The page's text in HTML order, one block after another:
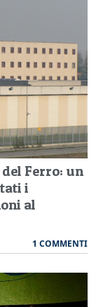
Ferro: un
i
al
1 COMMENTI